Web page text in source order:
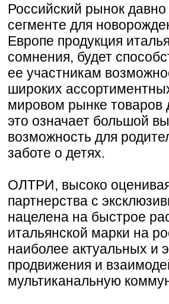
Российский рынок
сегменте для
Европе продукция
сомнения, будет
ее участникам
широких
мировом рынке товаров
это означает большой
возможность для
заботе о детях.
ОЛТРИ, высоко оценивая
партнерства с
нацелена на быстрое
итальянской марки на
наиболее актуальных и
продвижения и
мультиканальную